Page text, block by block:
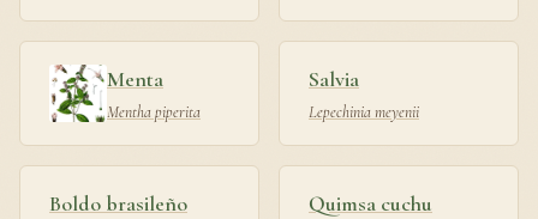
Menta
Mentha piperita
Salvia
Lepechinia meyenii
Boldo brasileño Quimsa cuchu